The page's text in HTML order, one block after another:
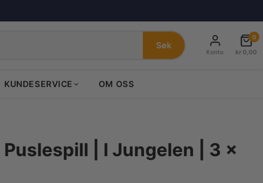
Søk
Konto
0
kr 0,00
KUNDESERVICE OM OSS
| I Jungelen | 3 x